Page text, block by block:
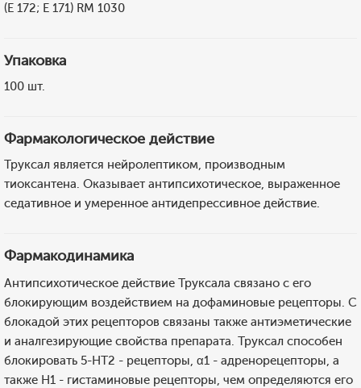
(E 172; E 171) RM 1030
Упаковка
100 шт.
Фармакологическое действие
Труксал является нейролептиком, производным
тиоксантена. Оказывает антипсихотическое, выраженное
седативное и умеренное антидепрессивное действие.
Фармакодинамика
Антипсихотическое действие Труксала связано с его
блокирующим воздействием на дофаминовые рецепторы. С
блокадой этих рецепторов связаны также антиэметические
и аналгезирующие свойства препарата. Труксал способен
блокировать 5-НТ2 - рецепторы, α1 - адренорецепторы, а
также Н1 - гистаминовые рецепторы, чем определяются его